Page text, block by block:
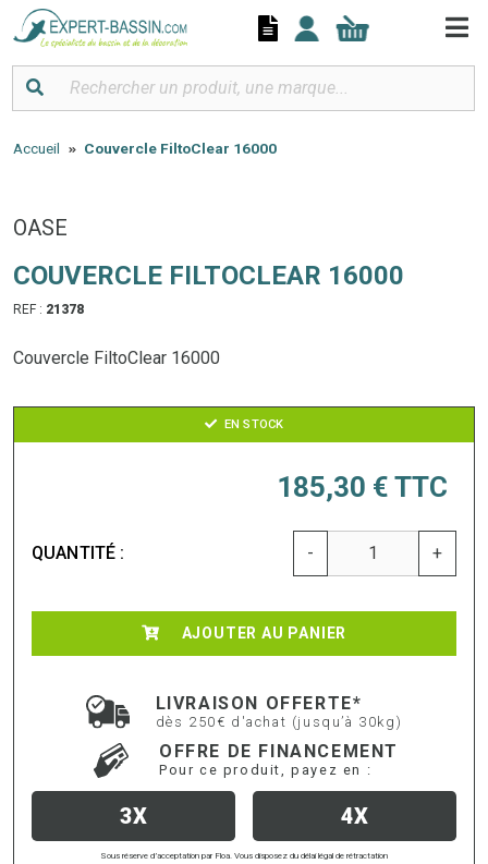
Accueil Couvercle FiltoClear 16000
OASE
COUVERCLE FILTOCLEAR 16000
REF : 21378
Couvercle FiltoClear 16000
EN STOCK
185,30 € TTC
QUANTITÉ : - +
AJOUTER AU PANIER
LIVRAISON OFFERTE*
dès 250€ d'achat (jusqu’à 30kg)
OFFRE DE FINANCEMENT
Pour ce produit, payez en :
3X 4X
Sous réserve d’acceptation par Floa. Vous disposez du délai légal de rétractation
Panneau de gestion des cookies